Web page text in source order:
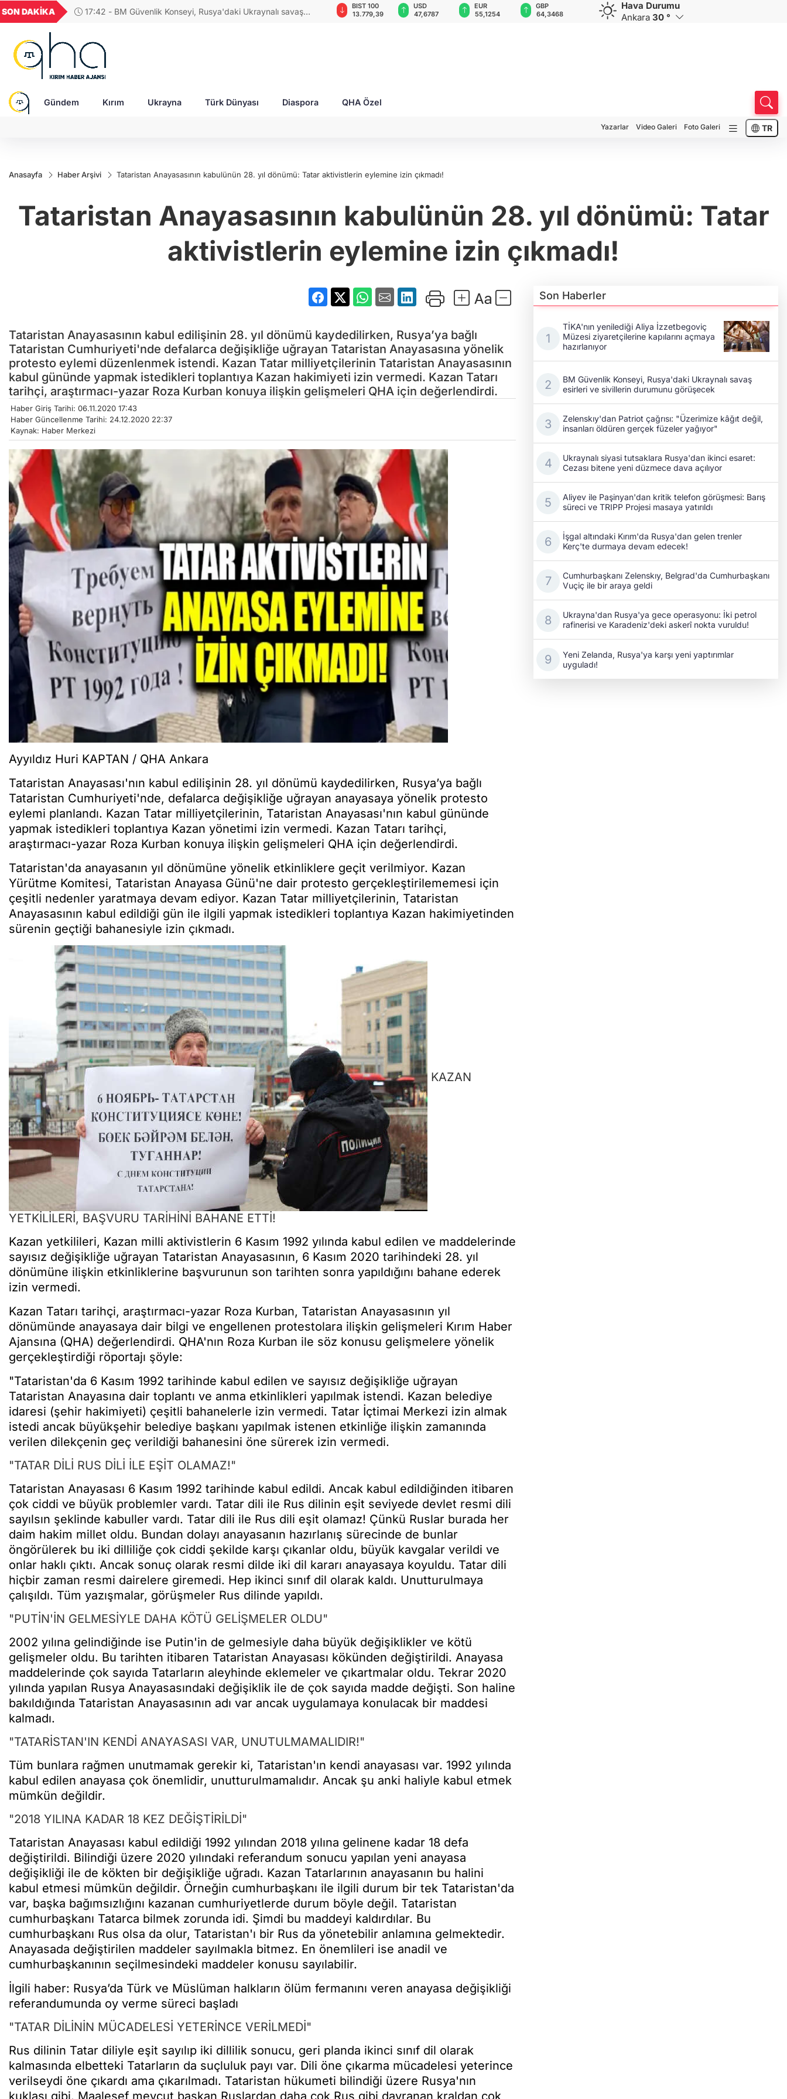
SON DAKİKA
17:42 - BM Güvenlik Konseyi, Rusya'daki Ukraynalı savaş
GEL
18,2677
16,3788
27,9743
0,0018
6.660,55
BIST 100
13.779,39
USD
47,6787
EUR
55,1254
GBP
64,3468
CHF
59,0083
CAD
34,1883
Hava Durumu
Ankara 30 °
Gündem Kırım Ukrayna Türk Dünyası Diaspora QHA Özel
Yazarlar Video Galeri Foto Galeri TR
Anasayfa Haber Arşivi Tataristan Anayasasının kabulünün 28. yıl dönümü: Tatar aktivistlerin eylemine izin çıkmadı!
Tataristan Anayasasının kabulünün 28. yıl dönümü: Tatar
aktivistlerin eylemine izin çıkmadı!
Tataristan Anayasasının kabul edilişinin 28. yıl dönümü kaydedilirken, Rusya’ya bağlı
Tataristan Cumhuriyeti'nde defalarca değişikliğe uğrayan Tataristan Anayasasına yönelik
protesto eylemi düzenlenmek istendi. Kazan Tatar milliyetçilerinin Tataristan Anayasasının
kabul gününde yapmak istedikleri toplantıya Kazan hakimiyeti izin vermedi. Kazan Tatarı
tarihçi, araştırmacı-yazar Roza Kurban konuya ilişkin gelişmeleri QHA için değerlendirdi.
Haber Giriş Tarihi: 06.11.2020 17:43
Haber Güncellenme Tarihi: 24.12.2020 22:37
Kaynak: Haber Merkezi
Ayyıldız Huri KAPTAN / QHA Ankara
Tataristan Anayasası'nın kabul edilişinin 28. yıl dönümü kaydedilirken, Rusya’ya bağlı
Tataristan Cumhuriyeti'nde, defalarca değişikliğe uğrayan anayasaya yönelik protesto
eylemi planlandı. Kazan Tatar milliyetçilerinin, Tataristan Anayasası'nın kabul gününde
yapmak istedikleri toplantıya Kazan yönetimi izin vermedi. Kazan Tatarı tarihçi,
araştırmacı-yazar Roza Kurban konuya ilişkin gelişmeleri QHA için değerlendirdi.
Tataristan'da anayasanın yıl dönümüne yönelik etkinliklere geçit verilmiyor. Kazan
Yürütme Komitesi, Tataristan Anayasa Günü'ne dair protesto gerçekleştirilememesi için
çeşitli nedenler yaratmaya devam ediyor. Kazan Tatar milliyetçilerinin, Tataristan
Anayasasının kabul edildiği gün ile ilgili yapmak istedikleri toplantıya Kazan hakimiyetinden
sürenin geçtiği bahanesiyle izin çıkmadı.
KAZAN
YETKİLİLERİ, BAŞVURU TARİHİNİ BAHANE ETTİ!
Kazan yetkilileri, Kazan milli aktivistlerin 6 Kasım 1992 yılında kabul edilen ve maddelerinde
sayısız değişikliğe uğrayan Tataristan Anayasasının, 6 Kasım 2020 tarihindeki 28. yıl
dönümüne ilişkin etkinliklerine başvurunun son tarihten sonra yapıldığını bahane ederek
izin vermedi.
Kazan Tatarı tarihçi, araştırmacı-yazar Roza Kurban, Tataristan Anayasasının yıl
dönümünde anayasaya dair bilgi ve engellenen protestolara ilişkin gelişmeleri Kırım Haber
Ajansına (QHA) değerlendirdi. QHA'nın Roza Kurban ile söz konusu gelişmelere yönelik
gerçekleştirdiği röportajı şöyle:
"Tataristan'da 6 Kasım 1992 tarihinde kabul edilen ve sayısız değişikliğe uğrayan
Tataristan Anayasına dair toplantı ve anma etkinlikleri yapılmak istendi. Kazan belediye
idaresi (şehir hakimiyeti) çeşitli bahanelerle izin vermedi. Tatar İçtimai Merkezi izin almak
istedi ancak büyükşehir belediye başkanı yapılmak istenen etkinliğe ilişkin zamanında
verilen dilekçenin geç verildiği bahanesini öne sürerek izin vermedi.
"TATAR DİLİ RUS DİLİ İLE EŞİT OLAMAZ!"
Tataristan Anayasası 6 Kasım 1992 tarihinde kabul edildi. Ancak kabul edildiğinden itibaren
çok ciddi ve büyük problemler vardı. Tatar dili ile Rus dilinin eşit seviyede devlet resmi dili
sayılsın şeklinde kabuller vardı. Tatar dili ile Rus dili eşit olamaz! Çünkü Ruslar burada her
daim hakim millet oldu. Bundan dolayı anayasanın hazırlanış sürecinde de bunlar
öngörülerek bu iki dilliliğe çok ciddi şekilde karşı çıkanlar oldu, büyük kavgalar verildi ve
onlar haklı çıktı. Ancak sonuç olarak resmi dilde iki dil kararı anayasaya koyuldu. Tatar dili
hiçbir zaman resmi dairelere giremedi. Hep ikinci sınıf dil olarak kaldı. Unutturulmaya
çalışıldı. Tüm yazışmalar, görüşmeler Rus dilinde yapıldı.
"PUTİN'İN GELMESİYLE DAHA KÖTÜ GELİŞMELER OLDU"
2002 yılına gelindiğinde ise Putin'in de gelmesiyle daha büyük değişiklikler ve kötü
gelişmeler oldu. Bu tarihten itibaren Tataristan Anayasası kökünden değiştirildi. Anayasa
maddelerinde çok sayıda Tatarların aleyhinde eklemeler ve çıkartmalar oldu. Tekrar 2020
yılında yapılan Rusya Anayasasındaki değişiklik ile de çok sayıda madde değişti. Son haline
bakıldığında Tataristan Anayasasının adı var ancak uygulamaya konulacak bir maddesi
kalmadı.
"TATARİSTAN'IN KENDİ ANAYASASI VAR, UNUTULMAMALIDIR!"
Tüm bunlara rağmen unutmamak gerekir ki, Tataristan'ın kendi anayasası var. 1992 yılında
kabul edilen anayasa çok önemlidir, unutturulmamalıdır. Ancak şu anki haliyle kabul etmek
mümkün değildir.
"2018 YILINA KADAR 18 KEZ DEĞİŞTİRİLDİ"
Tataristan Anayasası kabul edildiği 1992 yılından 2018 yılına gelinene kadar 18 defa
değiştirildi. Bilindiği üzere 2020 yılındaki referandum sonucu yapılan yeni anayasa
değişikliği ile de kökten bir değişikliğe uğradı. Kazan Tatarlarının anayasanın bu halini
kabul etmesi mümkün değildir. Örneğin cumhurbaşkanı ile ilgili durum bir tek Tataristan'da
var, başka bağımsızlığını kazanan cumhuriyetlerde durum böyle değil. Tataristan
cumhurbaşkanı Tatarca bilmek zorunda idi. Şimdi bu maddeyi kaldırdılar. Bu
cumhurbaşkanı Rus olsa da olur, Tataristan'ı bir Rus da yönetebilir anlamına gelmektedir.
Anayasada değiştirilen maddeler sayılmakla bitmez. En önemlileri ise anadil ve
cumhurbaşkanının seçilmesindeki maddeler konusu sayılabilir.
İlgili haber: Rusya’da Türk ve Müslüman halkların ölüm fermanını veren anayasa değişikliği
referandumunda oy verme süreci başladı
"TATAR DİLİNİN MÜCADELESİ YETERİNCE VERİLMEDİ"
Rus dilinin Tatar diliyle eşit sayılıp iki dillilik sonucu, geri planda ikinci sınıf dil olarak
kalmasında elbetteki Tatarların da suçluluk payı var. Dili öne çıkarma mücadelesi yeterince
verilseydi öne çıkardı ama çıkarılmadı. Tataristan hükumeti bilindiği üzere Rusya'nın
kuklası gibi. Maalesef mevcut başkan Ruslardan daha çok Rus gibi davranan kraldan çok
Son Haberler
TİKA'nın yenilediği Aliya İzzetbegoviç
Müzesi ziyaretçilerine kapılarını açmaya
hazırlanıyor
BM Güvenlik Konseyi, Rusya'daki Ukraynalı savaş
esirleri ve sivillerin durumunu görüşecek
Zelenskıy'dan Patriot çağrısı: "Üzerimize kâğıt değil,
insanları öldüren gerçek füzeler yağıyor"
Ukraynalı siyasi tutsaklara Rusya'dan ikinci esaret:
Cezası bitene yeni düzmece dava açılıyor
Aliyev ile Paşinyan'dan kritik telefon görüşmesi: Barış
süreci ve TRIPP Projesi masaya yatırıldı
İşgal altındaki Kırım'da Rusya'dan gelen trenler
Kerç'te durmaya devam edecek!
Cumhurbaşkanı Zelenskıy, Belgrad'da Cumhurbaşkanı
Vuçiç ile bir araya geldi
Ukrayna'dan Rusya'ya gece operasyonu: İki petrol
rafinerisi ve Karadeniz'deki askerî nokta vuruldu!
Yeni Zelanda, Rusya'ya karşı yeni yaptırımlar
uyguladı!